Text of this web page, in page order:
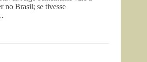
no Brasil; se tivesse